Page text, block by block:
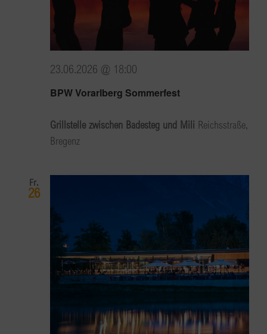
BPW Vorarlberg Sommerfest
23.06.2026 @ 18:00
Grillstelle zwischen Badesteg und Mili Reichsstraße,
Bregenz
Fr.
26